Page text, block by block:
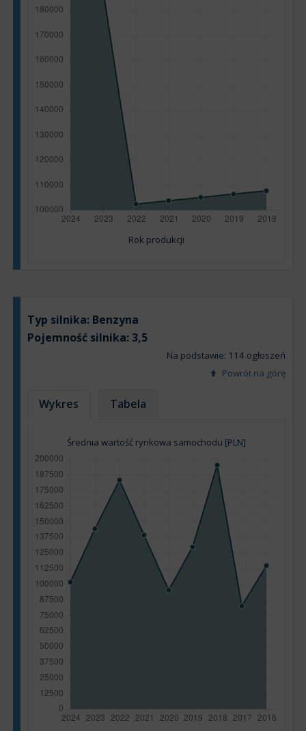
Rok produkcji
Typ silnika: Benzyna
Pojemność silnika:3,5
Na podstawie: 114 ogłoszeń
Powrót na górę
Wykres Tabela
Średnia wartość rynkowa samochodu [PLN]